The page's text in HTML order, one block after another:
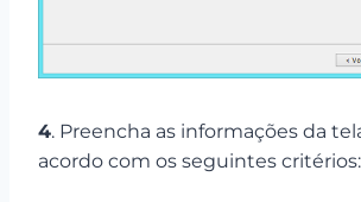
4. Preencha as informações da
acordo com os seguintes critérios: